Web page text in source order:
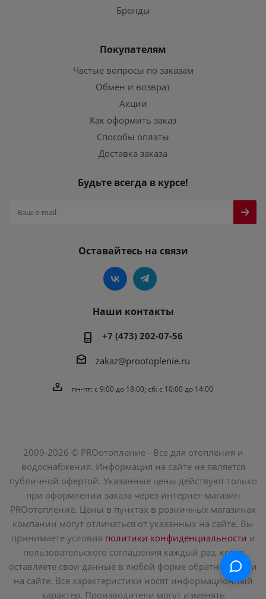
Бренды
Покупателям
Частые вопросы по заказам
Обмен и возврат
Акции
Как оформить заказ
Способы оплаты
Доставка заказа
Будьте всегда в курсе!
Оставайтесь на связи
Наши контакты
+7 (473) 202-07-56
zakaz@prootoplenie.ru
пн-пт: c 9:00 до 18:00; сб: с 10:00 до 14:00
2009-2026 © PROотопление - Все для отопления и
водоснабжения. Информация на сайте не является
публичной офертой. Указанные цены действуют только
при оформлении заказа через интернет-магазин
PROотопление. Цены в пунктах в розничных магазинах
компании могут отличаться от указанных на сайте. Вы
принимаете условия политики конфиденциальности и
пользовательского соглашения каждый раз, когда
оставляете свои данные в любой форме обратной связи
на сайте. Все характеристики носят информационный
характер. Производители могут изменять